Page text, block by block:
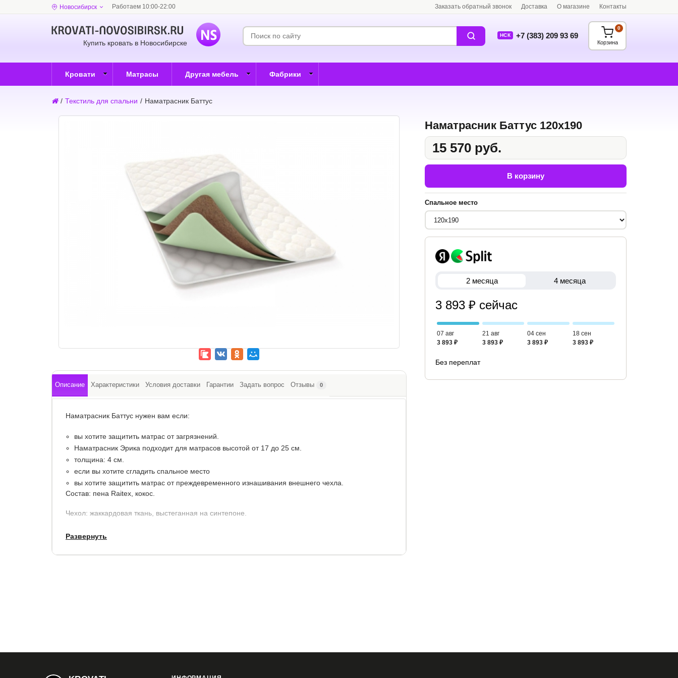
Новосибирск Работаем 10:00-22:00 Заказать обратный звонок Доставка О магазине Контакты
Купить кровать в Новосибирске
НСК +7 (383) 209 93 69
Корзина
0
Кровати Матрасы Другая мебель Фабрики
/ Текстиль для спальни / Наматрасник Баттус
Наматрасник Баттус 120x190
15 570 руб.
В корзину
Спальное место
2 месяца 4 месяца
3 893 ₽ сейчас
07 авг
3 893 ₽
21 авг
3 893 ₽
04 сен
3 893 ₽
18 сен
3 893 ₽
Без переплат
Описание Характеристики Условия доставки Гарантии Задать вопрос Отзывы 0
Наматрасник Баттус нужен вам если:
вы хотите защитить матрас от загрязнений.
Наматрасник Эрика подходит для матрасов высотой от 17 до 25 см.
толщина: 4 см.
если вы хотите сгладить спальное место
вы хотите защитить матрас от преждевременного изнашивания внешнего чехла.
Состав: пена Raitex, кокос.
Чехол: жаккардовая ткань, выстеганная на синтепоне.
Гарантия: 2 года.
Развернуть